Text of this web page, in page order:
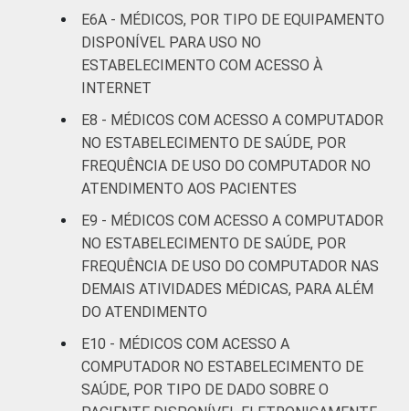
De 51
anos ou
LOCALIZAÇÃO
Interior 73
Fonte: CGI.br/NIC.br, Centro Regional de
Estudos para o Desenvolvimento da
Sociedade da Informação (Cetic.br),
Pesquisa sobre o uso das tecnologias de
informação e comunicação nos
estabelecimentos de saúde brasileiros – TIC
Saúde 2018.
E6A - MÉDICOS, POR TIPO DE EQUIPAMENTO
DISPONÍVEL PARA USO NO
ESTABELECIMENTO COM ACESSO À
INTERNET
E8 - MÉDICOS COM ACESSO A COMPUTADOR
NO ESTABELECIMENTO DE SAÚDE, POR
FREQUÊNCIA DE USO DO COMPUTADOR NO
ATENDIMENTO AOS PACIENTES
E9 - MÉDICOS COM ACESSO A COMPUTADOR
NO ESTABELECIMENTO DE SAÚDE, POR
FREQUÊNCIA DE USO DO COMPUTADOR NAS
DEMAIS ATIVIDADES MÉDICAS, PARA ALÉM
DO ATENDIMENTO
E10 - MÉDICOS COM ACESSO A
COMPUTADOR NO ESTABELECIMENTO DE
SAÚDE, POR TIPO DE DADO SOBRE O